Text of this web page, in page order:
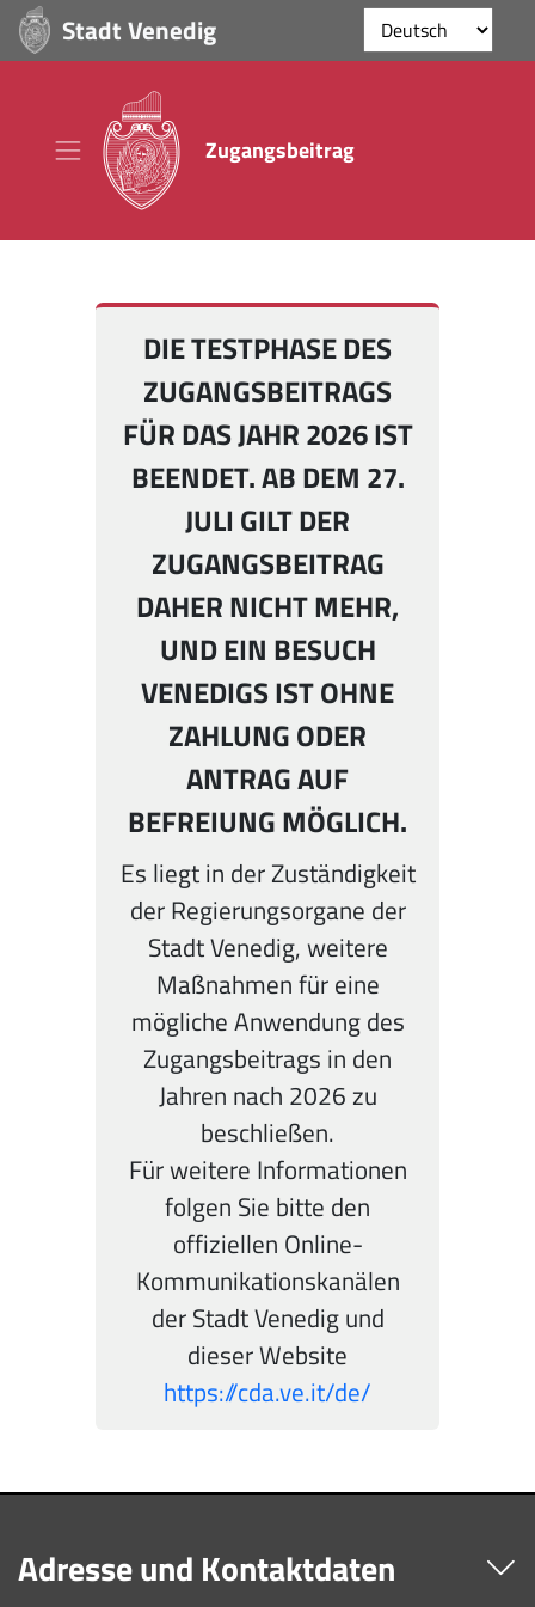
Stadt Venedig
Zugangsbeitrag
DIE TESTPHASE DES
ZUGANGSBEITRAGS
FÜR DAS JAHR 2026 IST
BEENDET. AB DEM 27.
JULI GILT DER
ZUGANGSBEITRAG
DAHER NICHT MEHR,
UND EIN BESUCH
VENEDIGS IST OHNE
ZAHLUNG ODER
ANTRAG AUF
BEFREIUNG MÖGLICH.
Es liegt in der Zuständigkeit
der Regierungsorgane der
Stadt Venedig, weitere
Maßnahmen für eine
mögliche Anwendung des
Zugangsbeitrags in den
Jahren nach 2026 zu
beschließen.
Für weitere Informationen
folgen Sie bitte den
offiziellen Online-
Kommunikationskanälen
der Stadt Venedig und
dieser Website
https://cda.ve.it/de/
Adresse und Kontaktdaten
VERWEIGERN
AKZEPTIEREN